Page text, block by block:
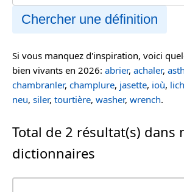
Chercher une définition
Si vous manquez d'inspiration, voici
bien vivants en 2026: abrier, achaler,
chambranler, champlure, jasette, ioù,
neu, siler, tourtière, washer, wrench.
Total de 2 résultat(s) dans
dictionnaires